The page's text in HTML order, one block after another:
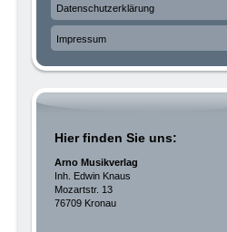
Datenschutzerklärung
Impressum
Hier finden Sie uns:
Arno Musikverlag
Inh. Edwin Knaus
Mozartstr. 13
76709 Kronau